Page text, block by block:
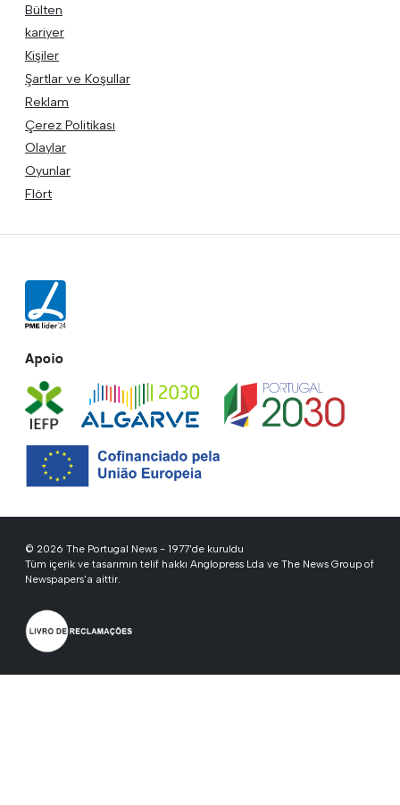
Bülten
kariyer
Kişiler
Şartlar ve Koşullar
Reklam
Çerez Politikası
Olaylar
Oyunlar
Flört
Apoio
© 2026 The Portugal News - 1977'de kuruldu
Tüm içerik ve tasarımın telif hakkı Anglopress Lda ve The News Group of
Newspapers'a aittir.